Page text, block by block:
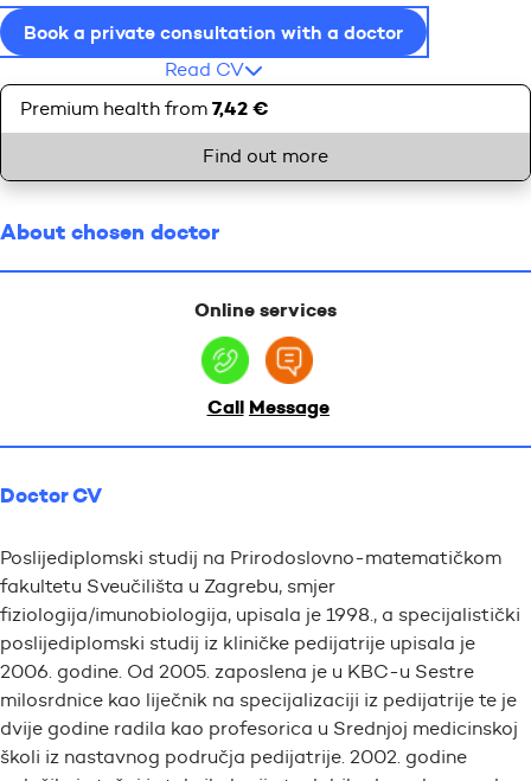
Book a private consultation with a doctor
Read CV
Premium health from 7,42 €
Find out more
About chosen doctor
Online services
Call Message
Doctor CV
Poslijediplomski studij na Prirodoslovno-matematičkom
fakultetu Sveučilišta u Zagrebu, smjer
fiziologija/imunobiologija, upisala je 1998., a specijalistički
poslijediplomski studij iz kliničke pedijatrije upisala je
2006. godine. Od 2005. zaposlena je u KBC-u Sestre
milosrdnice kao liječnik na specijalizaciji iz pedijatrije te je
dvije godine radila kao profesorica u Srednjoj medicinskoj
školi iz nastavnog područja pedijatrije. 2002. godine